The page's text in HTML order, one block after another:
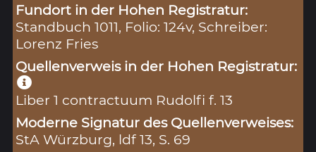
Fundort in der Hohen Registratur:
Standbuch 1011, Folio: 124v, Schreiber:
Lorenz Fries
Quellenverweis in der Hohen Registratur:
Liber 1 contractuum Rudolfi f. 13
Moderne Signatur des Quellenverweises:
StA Würzburg, ldf 13, S. 69